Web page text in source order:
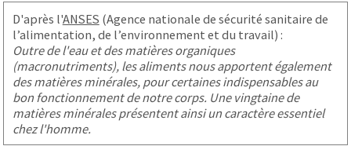
D'après l'ANSES (Agence nationale de sécurité sanitaire de
l’alimentation, de l’environnement et du travail) :
Outre de l'eau et des matières organiques
(macronutriments), les aliments nous apportent également
des matières minérales, pour certaines indispensables au
bon fonctionnement de notre corps. Une vingtaine de
matières minérales présentent ainsi un caractère essentiel
chez l'homme.